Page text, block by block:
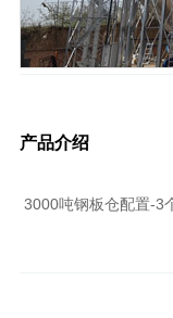
产品介绍
3000吨钢板仓配置-3